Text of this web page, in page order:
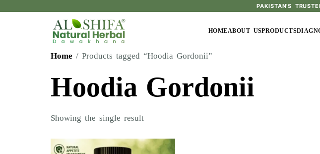
PAKISTAN'S
HOMEABOUT USPRODUCTS
Home / Products tagged “Hoodia Gordonii”
Hoodia Gordonii
Showing the single result